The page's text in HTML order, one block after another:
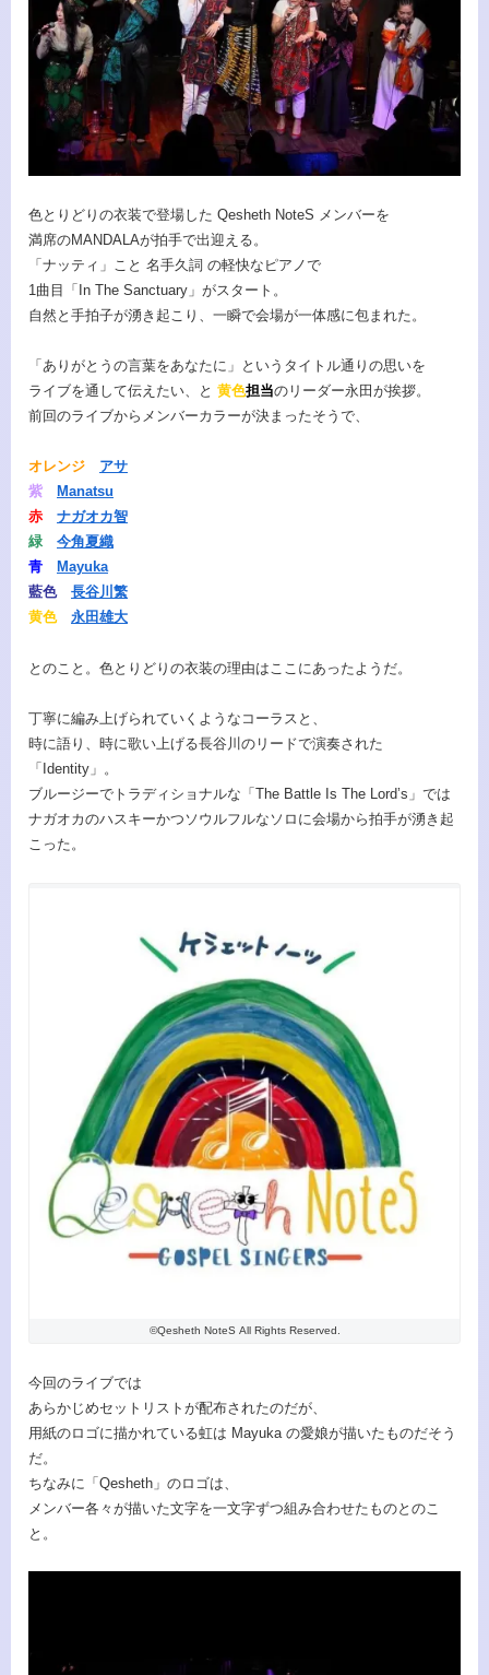
色とりどりの衣装で登場した Qesheth NoteS メンバーを
満席のMANDALAが拍手で出迎える。
「ナッティ」こと 名手久詞 の軽快なピアノで
1曲目「In The Sanctuary」がスタート。
自然と手拍子が湧き起こり、一瞬で会場が一体感に包まれた。
「ありがとうの言葉をあなたに」というタイトル通りの思いを
ライブを通して伝えたい、と 黄色担当のリーダー永田が挨拶。
前回のライブからメンバーカラーが決まったそうで、
オレンジ
アサ
紫
Manatsu
赤
ナガオカ智
緑
今角夏織
青
Mayuka
藍色
長谷川繁
黄色
永田雄大
とのこと。色とりどりの衣装の理由はここにあったようだ。
丁寧に編み上げられていくようなコーラスと、
時に語り、時に歌い上げる長谷川のリードで演奏された
「Identity」。
ブルージーでトラディショナルな「The Battle Is The Lord’s」では
ナガオカのハスキーかつソウルフルなソロに会場から拍手が湧き起
こった。
©️Qesheth NoteS All Rights Reserved.
今回のライブでは
あらかじめセットリストが配布されたのだが、
用紙のロゴに描かれている虹は Mayuka の愛娘が描いたものだそう
だ。
ちなみに「Qesheth」のロゴは、
メンバー各々が描いた文字を一文字ずつ組み合わせたものとのこ
と。